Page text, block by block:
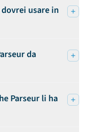
usare in
da
Parseur li ha